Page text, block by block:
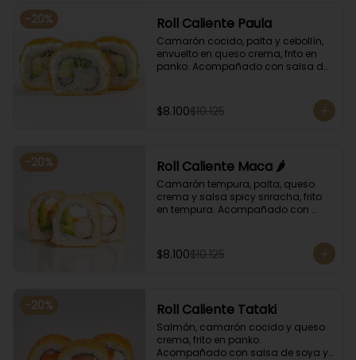
-20% Roll Caliente Paula
Camarón cocido, palta y cebollín,
envuelto en queso crema, frito en
panko. Acompañado con salsa de
$8.100$10.125
-20% Roll Caliente Maca 🌶️
Camarón tempura, palta, queso
crema y salsa spicy sriracha, frito
en tempura. Acompañado con
$8.100$10.125
-20% Roll Caliente Tataki
Salmón, camarón cocido y queso
crema, frito en panko.
Acompañado con salsa de soya y